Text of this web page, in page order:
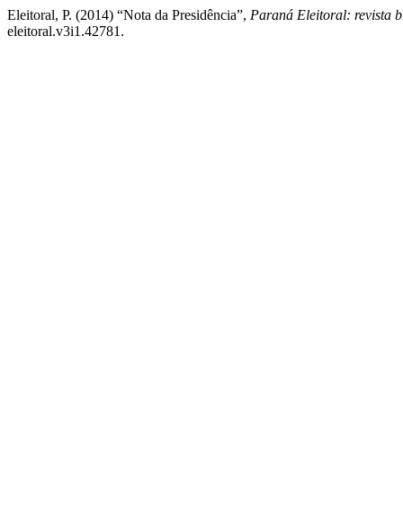
Eleitoral, P. (2014) “Nota da Presidência”, Paraná Eleitoral: revista
eleitoral.v3i1.42781.